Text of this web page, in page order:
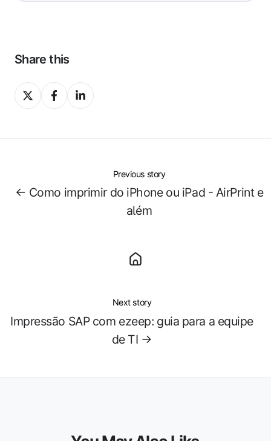
Share this
Share
on
Share
on
Share
on
Previous story
← Como imprimir do iPhone ou iPad - AirPrint e
além
Next story
Impressão SAP com ezeep: guia para a equipe
de TI →